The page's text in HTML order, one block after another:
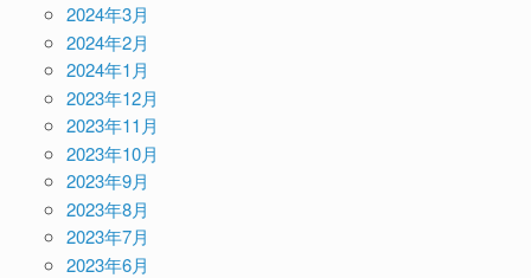
2024年3月
2024年2月
2024年1月
2023年12月
2023年11月
2023年10月
2023年9月
2023年8月
2023年7月
2023年6月